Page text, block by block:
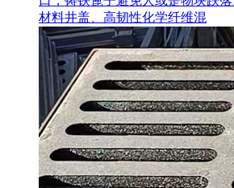
材料井盖、高韧性化学纤维混